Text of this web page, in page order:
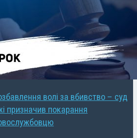
волі за вбивство – суд
призначив покарання